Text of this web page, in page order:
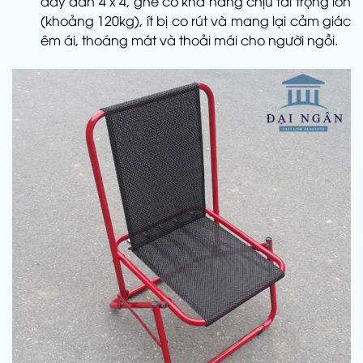
(khoảng 120kg), ít bị co rút và mang lại cảm giác
êm ái, thoáng mát và thoải mái cho người ngồi.